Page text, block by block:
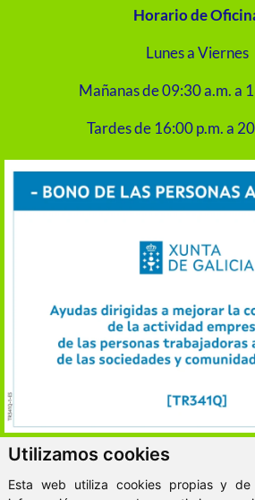
Utilizamos cookies
Esta web utiliza cookies propias y
Horario de
Lunes a Viernes
Mañanas de 09:30 a.m. a
Tardes de 16:00 p.m. a